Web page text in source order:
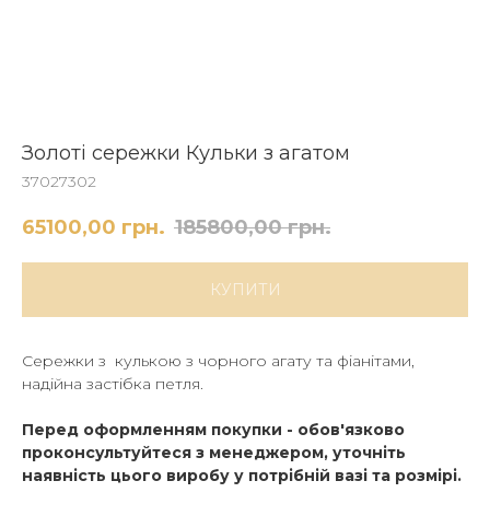
Золоті сережки Кульки з агатом
37027302
65100,00 грн. 185800,00 грн.
КУПИТИ
Сережки з кулькою з чорного агату та фіанітами,
надійна застібка петля.
Перед оформленням покупки - обов'язково
проконсультуйтеся з менеджером, уточніть
наявність цього виробу у потрібній вазі та розмірі.